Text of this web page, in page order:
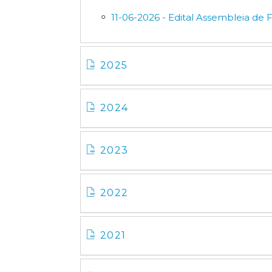
11-06-2026 - Edital Assembleia de
2025
2024
2023
2022
2021